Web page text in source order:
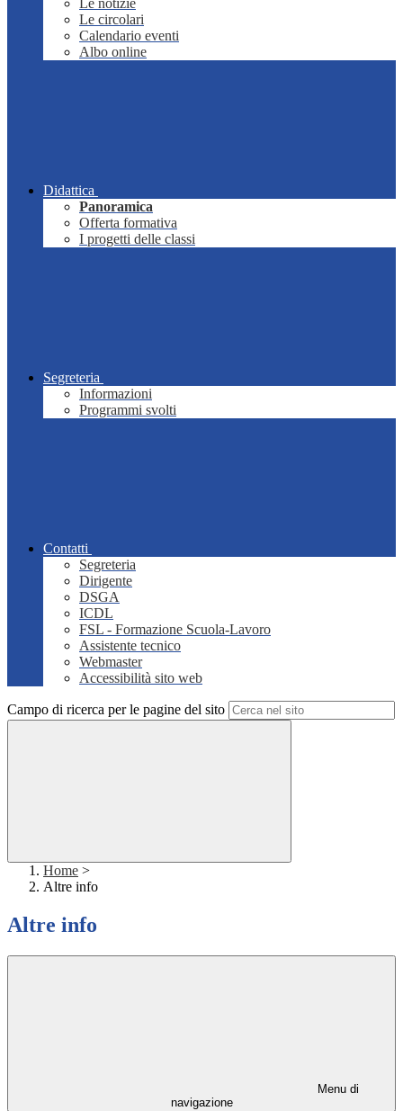
Le notizie
Le circolari
Calendario eventi
Albo online
Didattica
Panoramica
Offerta formativa
I progetti delle classi
Segreteria
Informazioni
Programmi svolti
Contatti
Segreteria
Dirigente
DSGA
ICDL
FSL - Formazione Scuola-Lavoro
Assistente tecnico
Webmaster
Accessibilità sito web
Campo di ricerca per le pagine del sito
Home >
Altre info
Altre info
Menu di
navigazione